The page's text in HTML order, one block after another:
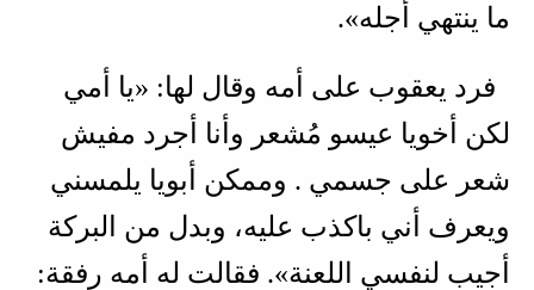
ما ينتهي أجله».
فرد يعقوب على أمه وقال لها: «يا أمي
لكن أخويا عيسو مُشعر وأنا أجرد مفيش
شعر على جسمي . وممكن أبويا يلمسني
ويعرف أني باكذب عليه، وبدل من البركة
أجيب لنفسي اللعنة». فقالت له أمه رفقة: